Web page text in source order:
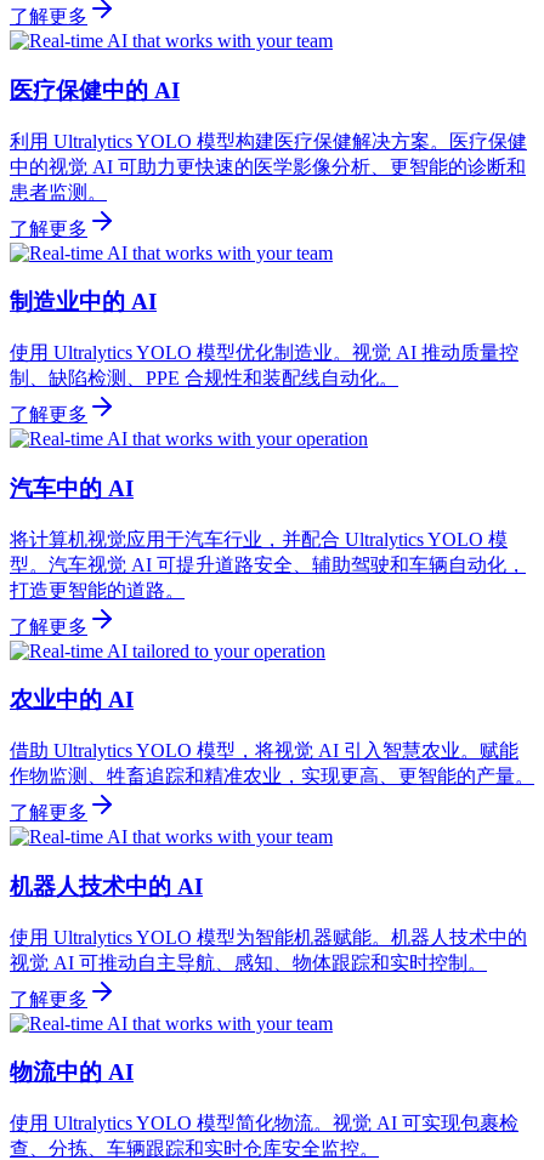
了解更多
医疗保健中的 AI
利用 Ultralytics YOLO 模型构建医疗保健解决方案。医疗保健
中的视觉 AI 可助力更快速的医学影像分析、更智能的诊断和
患者监测。
了解更多
制造业中的 AI
使用 Ultralytics YOLO 模型优化制造业。视觉 AI 推动质量控
制、缺陷检测、PPE 合规性和装配线自动化。
了解更多
汽车中的 AI
将计算机视觉应用于汽车行业，并配合 Ultralytics YOLO 模
型。汽车视觉 AI 可提升道路安全、辅助驾驶和车辆自动化，
打造更智能的道路。
了解更多
农业中的 AI
借助 Ultralytics YOLO 模型，将视觉 AI 引入智慧农业。赋能
作物监测、牲畜追踪和精准农业，实现更高、更智能的产量。
了解更多
机器人技术中的 AI
使用 Ultralytics YOLO 模型为智能机器赋能。机器人技术中的
视觉 AI 可推动自主导航、感知、物体跟踪和实时控制。
了解更多
物流中的 AI
使用 Ultralytics YOLO 模型简化物流。视觉 AI 可实现包裹检
查、分拣、车辆跟踪和实时仓库安全监控。